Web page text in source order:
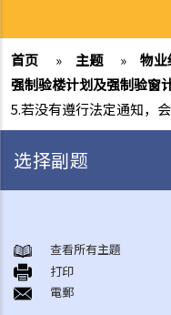
首页 » 主题 » 物业
强制验楼计划及强制验窗
5.若没有遵行法定通知，
选择副题
A. 法团订立第三者风险保险的
1.如果法团已投购一份港币
同时包括人身伤亡及财物损
查看所有主題
打印
電郵